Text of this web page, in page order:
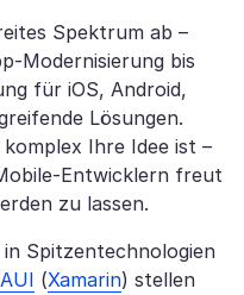
Spektrum ab –
Modernisierung bis
für iOS, Android,
Lösungen.
Ihre Idee ist –
Entwicklern freut
zu lassen.
Spitzentechnologien
(Xamarin) stellen